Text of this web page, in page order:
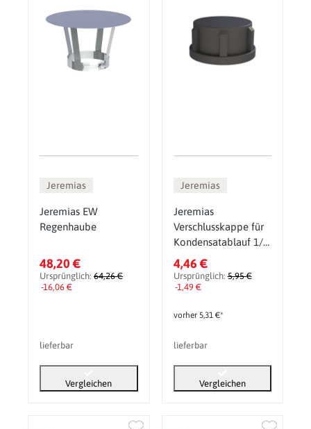
Jeremias
Jeremias EW
Regenhaube
48,20 €
Ursprünglich: 64,26 €
-16,06 €
lieferbar
Vergleichen
Jeremias
Jeremias
Verschlusskappe für
Kondensatablauf 1/2
Zoll (bis 200°C)
4,46 €
Ursprünglich:5,95 €
-1,49 €
vorher 5,31 €*
lieferbar
Vergleichen